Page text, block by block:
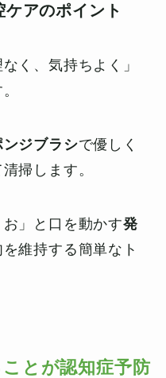
アのポイント
く、気持ちよく」
ジブラシで優しく
掃します。
」と口を動かす発
を維持する簡単なト
とが認知症予防